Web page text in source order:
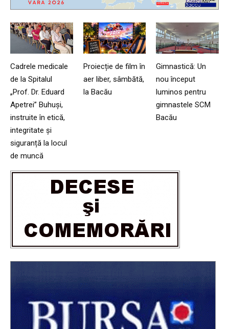
Cadrele medicale
de la Spitalul
„Prof. Dr. Eduard
Apetrei” Buhuși,
instruite în etică,
integritate și
siguranță la locul
de muncă
Proiecție de film în
aer liber, sâmbătă,
la Bacău
Gimnastică: Un
nou început
luminos pentru
gimnastele SCM
Bacău